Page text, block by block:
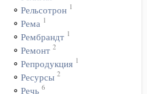
Рельсотрон 1
Рема 1
Рембрандт 1
Ремонт 2
Репродукция 1
Ресурсы 2
Речь 6